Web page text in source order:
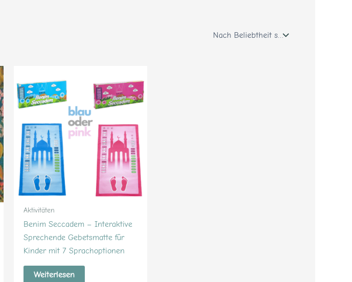
Aktivitäten
Benim Seccadem – Interaktive
Sprechende Gebetsmatte für
Kinder mit 7 Sprachoptionen
Weiterlesen